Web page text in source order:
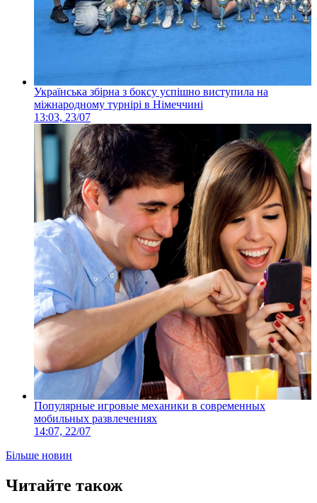
Українська збірна з боксу успішно виступила на
міжнародному турнірі в Німеччині
13:03, 23/07
Популярные игровые механики в современных
мобильных развлечениях
14:07, 22/07
Більше новин
Читайте також